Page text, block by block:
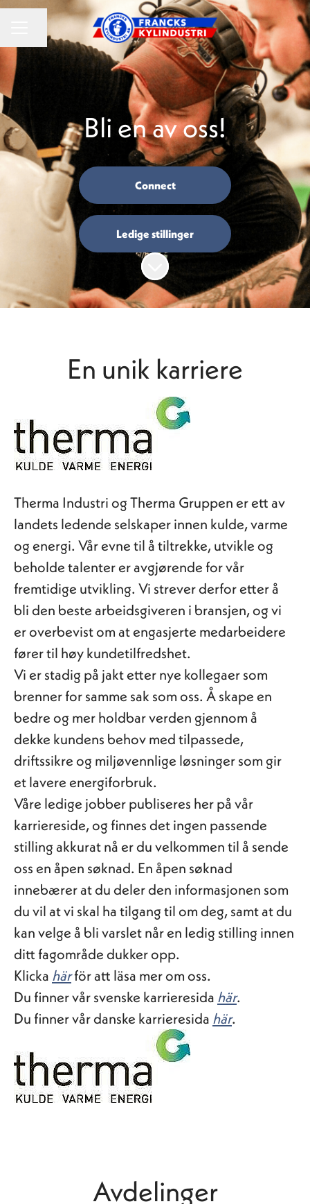
KARRIEREMENY
Del siden
Bli en av oss!
Connect
Ledige stillinger
Bla til innholdet
En unik karriere
Therma Industri og Therma Gruppen er ett av
landets ledende selskaper innen kulde, varme
og energi. Vår evne til å tiltrekke, utvikle og
beholde talenter er avgjørende for vår
fremtidige utvikling. Vi strever derfor etter å
bli den beste arbeidsgiveren i bransjen, og vi
er overbevist om at engasjerte medarbeidere
fører til høy kundetilfredshet.
Vi er stadig på jakt etter nye kollegaer som
brenner for samme sak som oss. Å skape en
bedre og mer holdbar verden gjennom å
dekke kundens behov med tilpassede,
driftssikre og miljøvennlige løsninger som gir
et lavere energiforbruk.
Våre ledige jobber publiseres her på vår
karriereside, og finnes det ingen passende
stilling akkurat nå er du velkommen til å sende
oss en åpen søknad. En åpen søknad
innebærer at du deler den informasjonen som
du vil at vi skal ha tilgang til om deg, samt at du
kan velge å bli varslet når en ledig stilling innen
ditt fagområde dukker opp.
Klicka härför att läsa mer om oss.
Du finner vår svenske karrieresida här.
Du finner vår danske karrieresida här.
Avdelinger